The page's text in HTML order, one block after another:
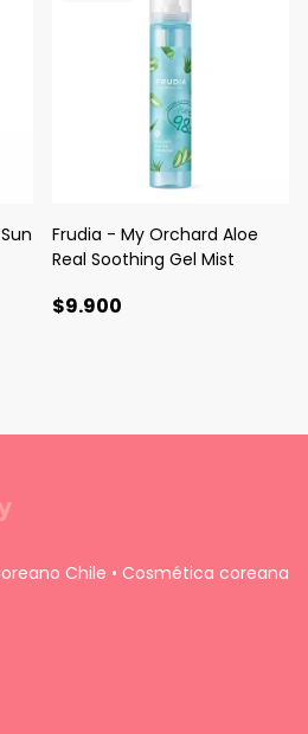
Frudia - My Orchard Aloe
Real Soothing Gel Mist
$9.900
Chile • Cosmética coreana